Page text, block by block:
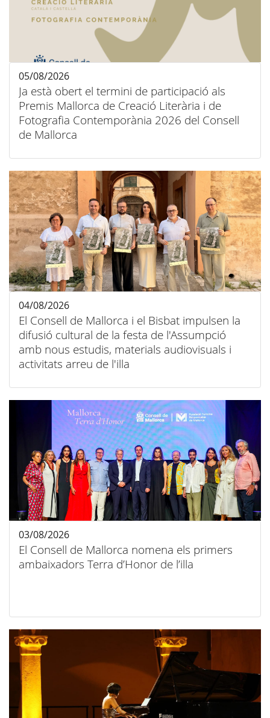
Ja està obert el termini de participació als
Premis Mallorca de Creació Literària i de
Fotografia Contemporània 2026 del Consell
de Mallorca
05/08/2026
El Consell de Mallorca i el Bisbat impulsen la
difusió cultural de la festa de l'Assumpció
amb nous estudis, materials audiovisuals i
activitats arreu de l'illa
04/08/2026
El Consell de Mallorca nomena els primers
ambaixadors Terra d’Honor de l’illa
03/08/2026